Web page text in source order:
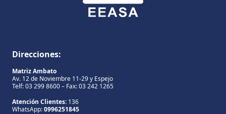
Direcciones:
Matriz Ambato
Av. 12 de Noviembre 11-29 y Espejo
Telf: 03 299 8600 – Fax: 03 242 1265
Atención Clientes: 136
WhatsApp:0996251845